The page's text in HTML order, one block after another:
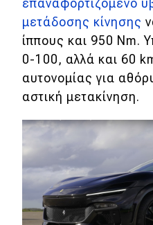
επαναφορτιζόμενο
μετάδοσης κίνησης
ίππους και 950 Nm.
0-100, αλλά και 60
αυτονομίας για
αστική μετακίνηση.